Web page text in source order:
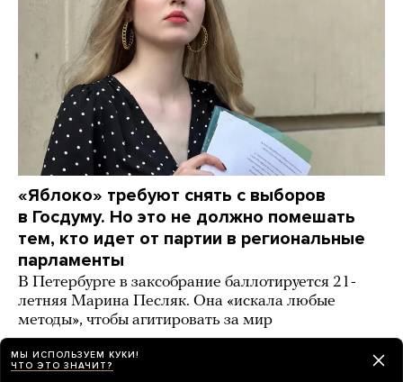
«Яблоко» требуют снять с выборов
в Госдуму. Но это не должно помешать
тем, кто идет от партии в региональные
парламенты
В Петербурге в заксобрание баллотируется 21-
летняя Марина Песляк. Она «искала любые
методы», чтобы агитировать за мир
ИСТОРИИ 8 часов назад
МЫ ИСПОЛЬЗУЕМ КУКИ!
ЧТО ЭТО ЗНАЧИТ?